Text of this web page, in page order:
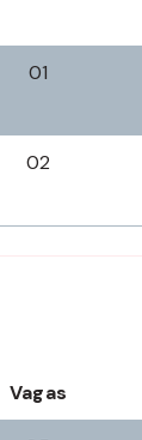
01
02
Vagas